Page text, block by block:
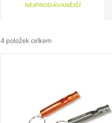
a
z
NEJPRODÁVANĚJŠÍ
4 položek celkem